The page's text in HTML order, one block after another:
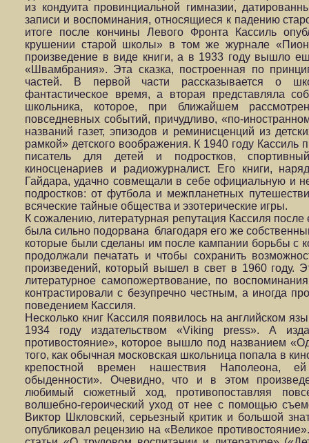
из кондуита провинциальной гимназии,
записи и воспоминания, относящиеся к падению
итоге после кончины Левого Фронта Кассиль
крушении старой школы» в том же журнале
произведение в виде книги, а в 1933 году вышло
«Швамбрания». Эта сказка, построенная по
частей. В первой части рассказывается о
фантастическое время, а вторая представляла
школьника, которое, при ближайшем
повседневных событий, причудливо, «по-
названий газет, эпизодов и реминисценций из
рамкой» детского воображения. К 1940 году Кассиль
писатель для детей и подростков,
киносценариев и радиожурналист. Его книги,
Гайдара, удачно совмещали в себе официальную и
подростков: от футбола и межпланетных
всяческие тайные общества и эзотерические игры.
К сожалению, литературная репутация Кассиля
была сильно подорвана благодаря его же
которые были сделаны им после кампании борьбы с
продолжали печатать и чтобы сохранить
произведений, который вышел в свет в 1960 году.
литературное самопожертвование, по
контрастировали с безупречно честным, а иногда
поведением Кассиля.
Несколько книг Кассиля появилось на английском
1934 году издательством «Viking press». А
противостояние», которое вышло под названием
того, как обычная московская школьница попала в
крепостной времен нашествия Наполеона,
обыденности». Очевидно, что и в этом
любимый сюжетный ход, противопоставляя
волшебно-героический уход от нее с помощью
Виктор Шкловский, серьезный критик и большой
опубликовал рецензию на «Великое